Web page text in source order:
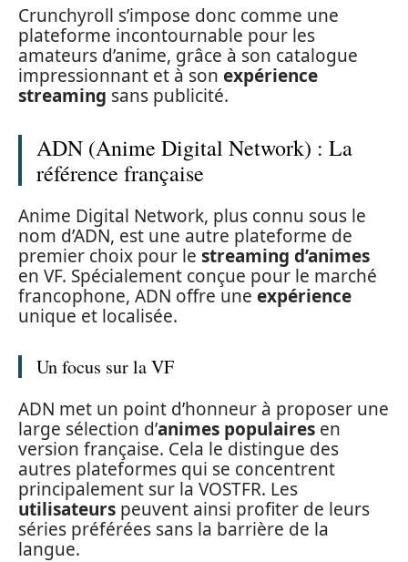
Crunchyroll s’impose donc comme une
plateforme incontournable pour les
amateurs d’anime, grâce à son catalogue
impressionnant et à son expérience
streaming sans publicité.
ADN (Anime Digital Network) : La
référence française
Anime Digital Network, plus connu sous le
nom d’ADN, est une autre plateforme de
premier choix pour le streaming d’animes
en VF. Spécialement conçue pour le marché
francophone, ADN offre une expérience
unique et localisée.
Un focus sur la VF
ADN met un point d’honneur à proposer une
large sélection d’animes populaires en
version française. Cela le distingue des
autres plateformes qui se concentrent
principalement sur la VOSTFR. Les
utilisateurs peuvent ainsi profiter de leurs
séries préférées sans la barrière de la
langue.